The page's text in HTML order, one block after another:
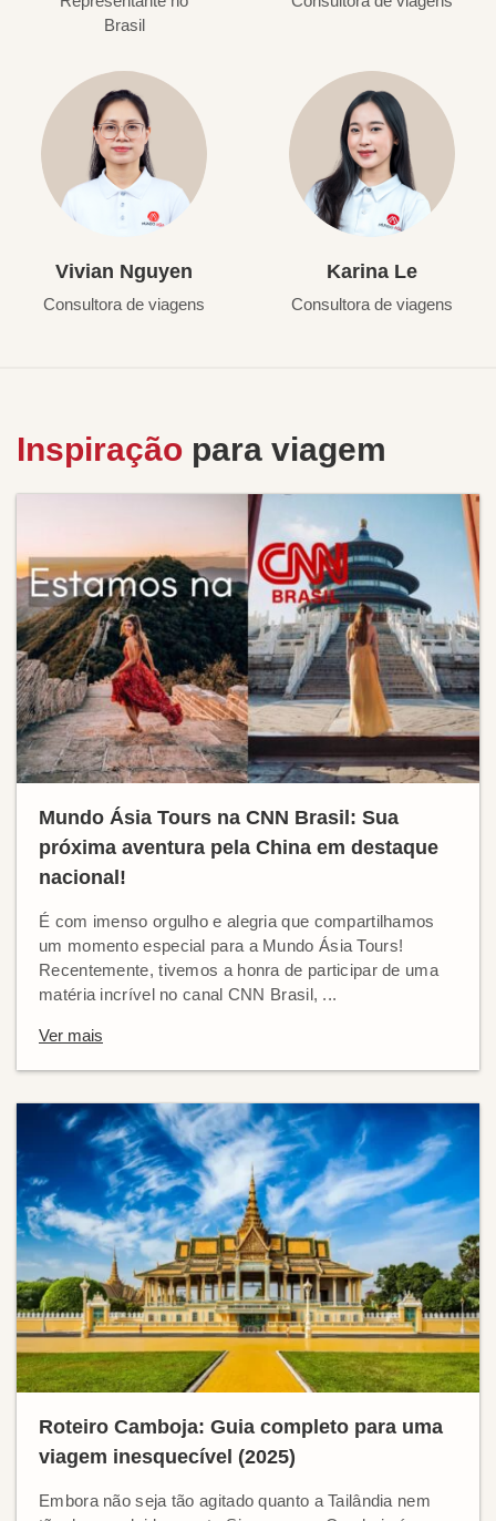
Brasil
Vivian Nguyen
Consultora de viagens
Karina Le
Consultora de viagens
Inspiração para viagem
Mundo Ásia Tours na CNN Brasil: Sua
próxima aventura pela China em destaque
nacional!
É com imenso orgulho e alegria que compartilhamos
um momento especial para a Mundo Ásia Tours!
Recentemente, tivemos a honra de participar de uma
matéria incrível no canal CNN Brasil, ...
Ver mais
Roteiro Camboja: Guia completo para uma
viagem inesquecível (2025)
Embora não seja tão agitado quanto a Tailândia nem